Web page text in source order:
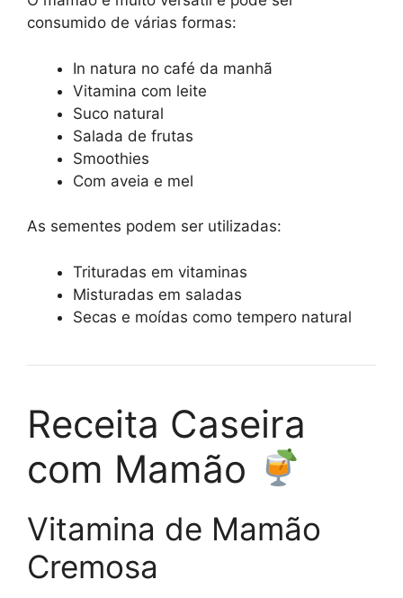
consumido de várias formas:
In natura no café da manhã
Vitamina com leite
Suco natural
Salada de frutas
Smoothies
Com aveia e mel
As sementes podem ser utilizadas:
Trituradas em vitaminas
Misturadas em saladas
Secas e moídas como tempero natural
Receita Caseira
com Mamão
Vitamina de Mamão
Cremosa